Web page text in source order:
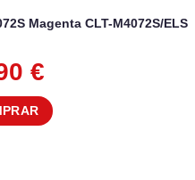
Magenta CLT-M4072S/ELS
€